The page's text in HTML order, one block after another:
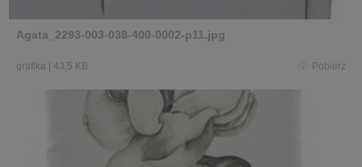
Agata_2293-003-038-400-0002-p11.jpg
grafika | 43,5 KB Pobierz